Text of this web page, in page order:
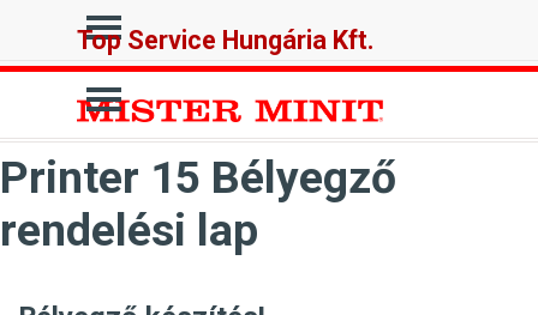
Ugrás a menüre
Top Service Hungária Kft.
Ugrás a menüre
Printer 15 Bélyegző
rendelési lap